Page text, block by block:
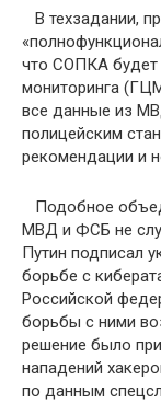
В техзадании,
что СОПКА будет
мониторинга
все данные из
полицейским
рекомендации и
Подобное
МВД и ФСБ не
Путин подписал
борьбе с
Российской
борьбы с ними
решение было
нападений
по данным